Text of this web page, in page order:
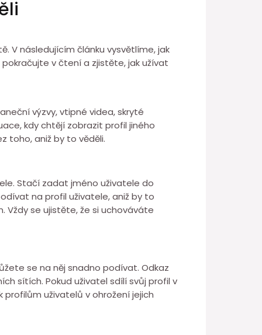
V následujícím článku vysvětlíme, jak
v čtení a zjistěte, jak užívat
výzvy, vtipné videa, skryté
kdy chtějí zobrazit profil jiného
toho, aniž by to věděli.
Stačí zadat jméno uživatele do
na profil uživatele, aniž by to
Vždy se ujistěte, že si uchováváte
se na něj snadno podívat. Odkaz
sítích. Pokud uživatel sdílí svůj profil v
uživatelů v ohrožení jejich